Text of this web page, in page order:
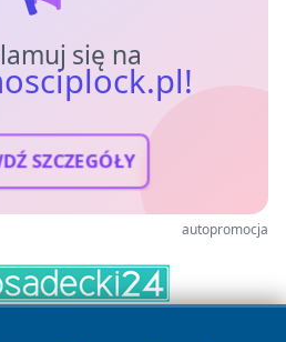
się na
SZCZEGÓŁY
autopromocja